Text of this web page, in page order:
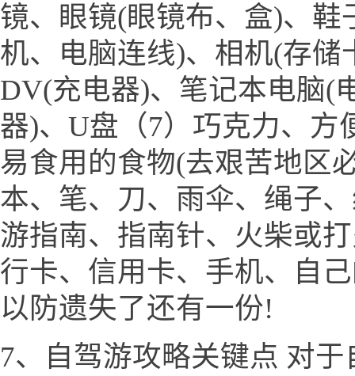
镜、眼镜(眼镜布、盒)、
机、电脑连线)、相机(存
DV(充电器)、笔记本电脑(
器)、U盘（7）巧克力、方
易食用的食物(去艰苦地区
本、笔、刀、雨伞、绳子
游指南、指南针、火柴或
行卡、信用卡、手机、自
以防遗失了还有一份!
7、自驾游攻略关键点 对